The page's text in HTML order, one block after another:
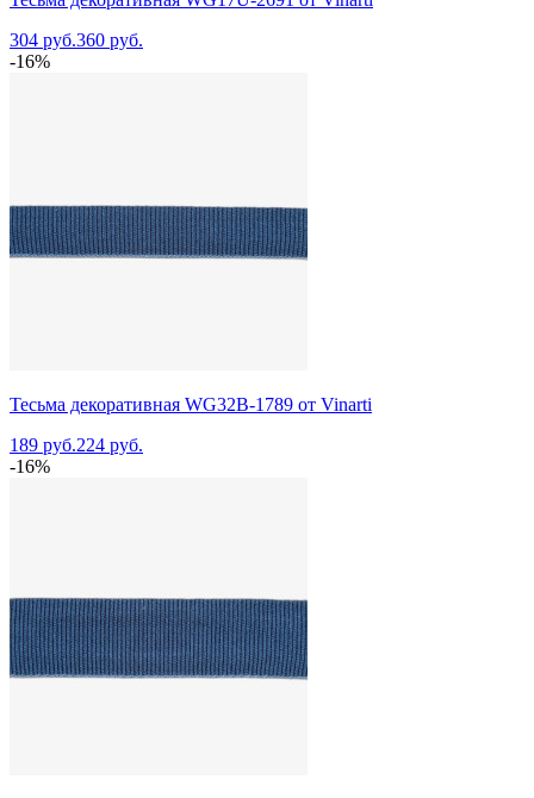
304 руб.360 руб.
-16%
Тесьма декоративная WG32B-1789 от Vinarti
189 руб.224 руб.
-16%